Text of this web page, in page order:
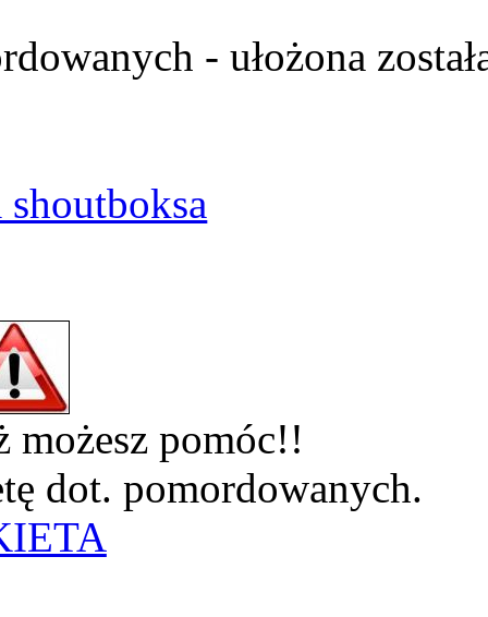
- ułożona
możesz pomóc!!
dot. pomordowanych.